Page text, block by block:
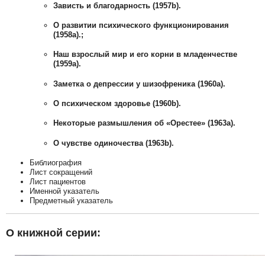
Зависть и благодарность (1957b).
О развитии психического функционирования
(1958а).;
Наш взрослый мир и его корни в младенчестве
(1959а).
Заметка о депрессии у шизофреника (1960а).
О психическом здоровье (1960b).
Некоторые размышления об «Орестее» (1963а).
О чувстве одиночества (1963b).
Библиография
Лист сокращений
Лист пациентов
Именной указатель
Предметный указатель
О книжной серии: